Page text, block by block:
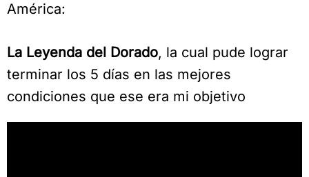
América:
La Leyenda del Dorado, la cual pude lograr
terminar los 5 días en las mejores
condiciones que ese era mi objetivo